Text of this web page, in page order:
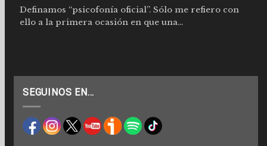
Definamos “psicofonía oficial”. Sólo me refiero con
ello a la primera ocasión en que una...
SEGUINOS EN…